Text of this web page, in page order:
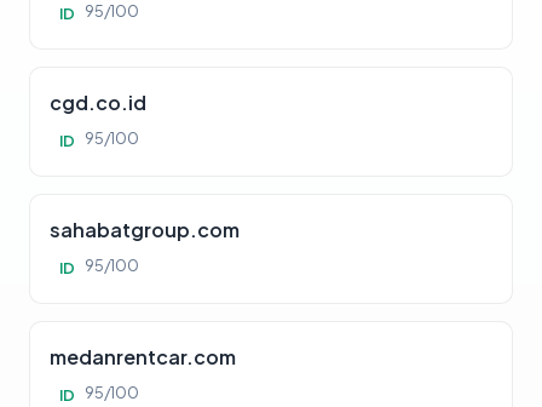
ID 95/100
cgd.co.id
ID 95/100
sahabatgroup.com
ID 95/100
medanrentcar.com
ID 95/100